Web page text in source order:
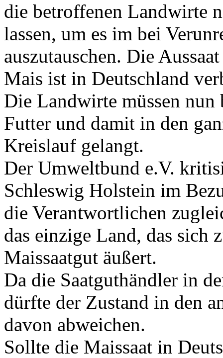
die betroffenen Landwirte
lassen, um es im bei
auszutauschen. Die
Mais ist in Deutschland
Die Landwirte müssen
Futter und damit in den
Kreislauf gelangt.
Der Umweltbund e.V.
Schleswig Holstein im
die Verantwortlichen
das einzige Land, das sich
Maissaatgut äußert.
Da die Saatguthändler in
dürfte der Zustand in den
davon abweichen.
Sollte die Maissaat in